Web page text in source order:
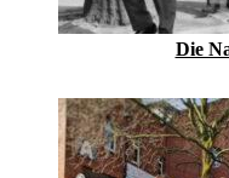
Die